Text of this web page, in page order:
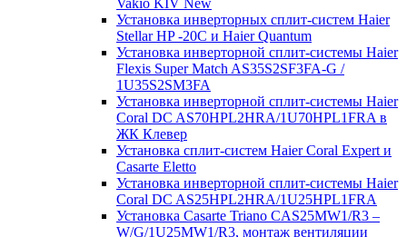
Vakio KIV New
Установка инверторных сплит-систем Haier
Stellar HP -20С и Haier Quantum
Установка инверторной сплит-системы Haier
Flexis Super Match AS35S2SF3FA-G /
1U35S2SM3FA
Установка инверторной сплит-системы Haier
Coral DC AS70HPL2HRA/1U70HPL1FRA в
ЖК Клевер
Установка сплит-систем Haier Coral Expert и
Casarte Eletto
Установка инверторной сплит-системы Haier
Coral DC AS25HPL2HRA/1U25HPL1FRA
Установка Casarte Triano CAS25MW1/R3 –
W/G/1U25MW1/R3, монтаж вентиляции